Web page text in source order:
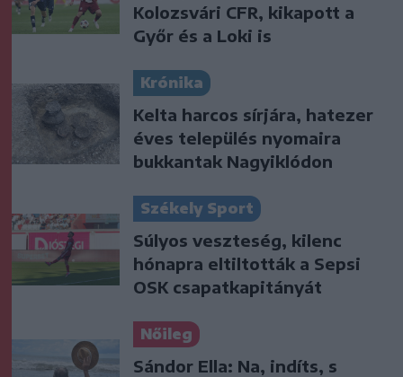
Kolozsvári CFR, kikapott a
Győr és a Loki is
Krónika
Kelta harcos sírjára, hatezer
éves település nyomaira
bukkantak Nagyiklódon
Székely Sport
Súlyos veszteség, kilenc
hónapra eltiltották a Sepsi
OSK csapatkapitányát
Nőileg
Sándor Ella: Na, indíts, s